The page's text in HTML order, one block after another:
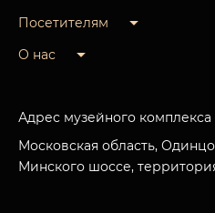
Посетителям
О нас
Адрес музейного комплекса
Московская область,
Минского шоссе,